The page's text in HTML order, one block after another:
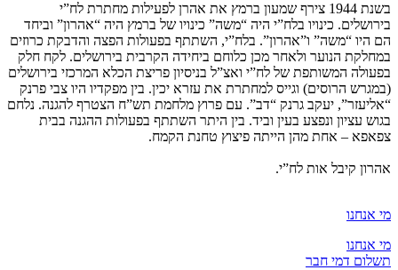
בשנת 1944 צירף שמעון ברמץ את אהרן לפעילות מחתרת לח”י
בירושלים. כינויו בלח”י היה “משה” כינויו של ברמץ היה “אהרון” וביחד
הם היו “משה” ו”אהרון”. בלח”י, השתתף בפעולות הפצה והדבקת כרוזים
במחלקת הנוער ולאחר מכן כלוחם ביחידה הקרבית בירושלים. לקח חלק
בפעולה המשותפת של לח”י ואצ”ל בניסיון פריצת הכלא המרכזי בירושלים
(במגרש הרוסים) וגייס למחתרת את עזרא יכין. בין מפקדיו היו צבי פרנק
“אליעזר”, יעקב גרנק “דב”. עם פרוץ מלחמת תש”ח הצטרף להגנה. נלחם
בגוש עציון ונפצע בעין וביד. בין היתר השתתף בפעולות ההגנה בבית
צפאפא – אחת מהן הייתה פיצוץ טחנת הקמח.
אהרון קיבל אות לח”י.
מי אנחנו
מי אנחנו
תשלום דמי חבר